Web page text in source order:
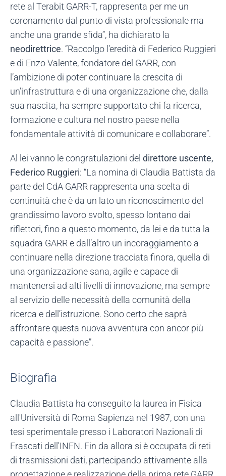
rete al Terabit GARR-T, rappresenta per me un
coronamento dal punto di vista professionale ma
anche una grande sfida”, ha dichiarato la
neodirettrice. “Raccolgo l’eredità di Federico Ruggieri
e di Enzo Valente, fondatore del GARR, con
l’ambizione di poter continuare la crescita di
un’infrastruttura e di una organizzazione che, dalla
sua nascita, ha sempre supportato chi fa ricerca,
formazione e cultura nel nostro paese nella
fondamentale attività di comunicare e collaborare”.
Al lei vanno le congratulazioni del direttore uscente,
Federico Ruggieri: “La nomina di Claudia Battista da
parte del CdA GARR rappresenta una scelta di
continuità che è da un lato un riconoscimento del
grandissimo lavoro svolto, spesso lontano dai
riflettori, fino a questo momento, da lei e da tutta la
squadra GARR e dall’altro un incoraggiamento a
continuare nella direzione tracciata finora, quella di
una organizzazione sana, agile e capace di
mantenersi ad alti livelli di innovazione, ma sempre
al servizio delle necessità della comunità della
ricerca e dell’istruzione. Sono certo che saprà
affrontare questa nuova avventura con ancor più
capacità e passione”.
Biografia
Claudia Battista ha conseguito la laurea in Fisica
all'Università di Roma Sapienza nel 1987, con una
tesi sperimentale presso i Laboratori Nazionali di
Frascati dell'INFN. Fin da allora si è occupata di reti
di trasmissioni dati, partecipando attivamente alla